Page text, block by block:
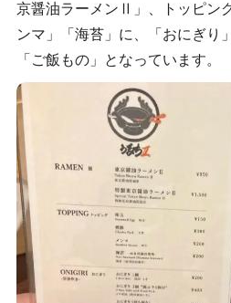
京醤油ラーメンⅡ」、トッピン
ンマ」「海苔」に、「おにぎり
「ご飯もの」となっています。